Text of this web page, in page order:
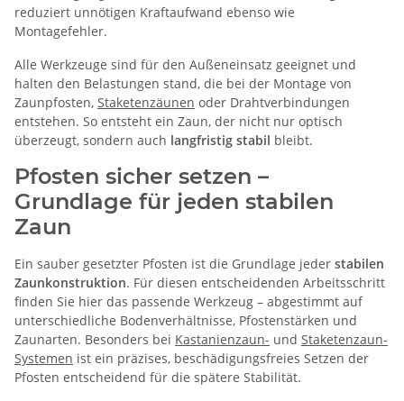
reduziert unnötigen Kraftaufwand ebenso wie
Montagefehler.
Alle Werkzeuge sind für den Außeneinsatz geeignet und
halten den Belastungen stand, die bei der Montage von
Zaunpfosten, Staketenzäunen oder Drahtverbindungen
entstehen. So entsteht ein Zaun, der nicht nur optisch
überzeugt, sondern auch langfristig stabil bleibt.
Pfosten sicher setzen –
Grundlage für jeden stabilen
Zaun
Ein sauber gesetzter Pfosten ist die Grundlage jeder stabilen
Zaunkonstruktion. Für diesen entscheidenden Arbeitsschritt
finden Sie hier das passende Werkzeug – abgestimmt auf
unterschiedliche Bodenverhältnisse, Pfostenstärken und
Zaunarten. Besonders bei Kastanienzaun- und Staketenzaun-
Systemen ist ein präzises, beschädigungsfreies Setzen der
Pfosten entscheidend für die spätere Stabilität.